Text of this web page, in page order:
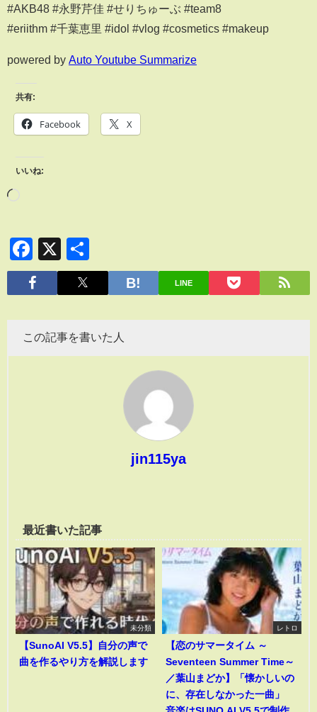
#AKB48 #永野芹佳 #せりちゅーぶ #team8
#eriithm #千葉恵里 #idol #vlog #cosmetics #makeup
powered by Auto Youtube Summarize
共有:
Facebook X
いいね:
Facebook
X
有
LINE
この記事を書いた人
jin115ya
最近書いた記事
未分類
【SunoAI V5.5】自分の声で
曲を作るやり方を解説します
レトロ
【恋のサマータイム ～
Seventeen Summer Time～
／葉山まどか】「懐かしいの
に、存在しなかった一曲」